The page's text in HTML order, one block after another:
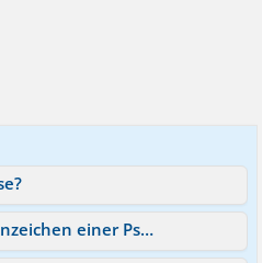
Verwirrtheitszustände Anzeichen einer Psychose?